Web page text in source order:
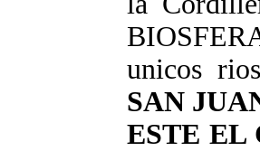
unicos
SAN
ESTE EL